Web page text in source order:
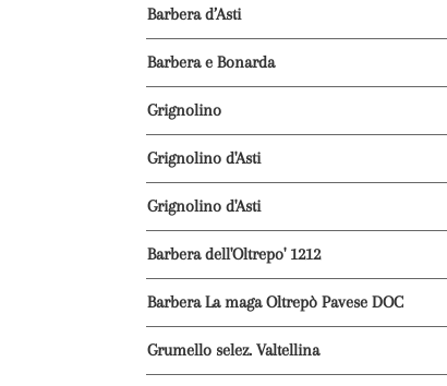
Barbera d’Asti
Barbera e Bonarda
Grignolino
Grignolino d'Asti
Grignolino d'Asti
Barbera dell'Oltrepo' 1212
Barbera La maga Oltrepò Pavese DOC
Grumello selez. Valtellina